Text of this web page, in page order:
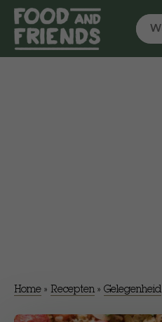
Home » Recepten » Gelegenheid